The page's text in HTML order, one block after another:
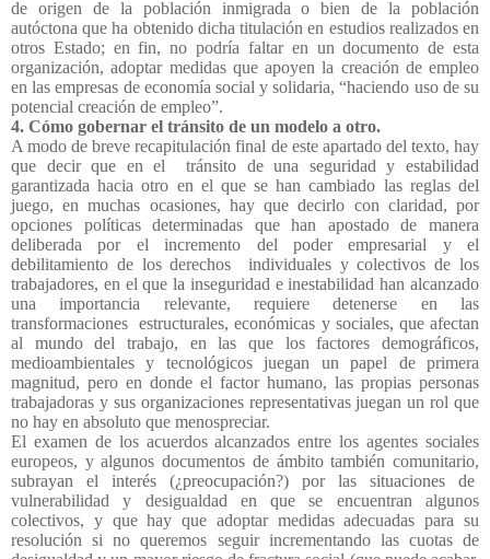
de origen de la población inmigrada o bien de la población
autóctona que ha obtenido dicha titulación en estudios realizados en
otros Estado; en fin, no podría faltar en un documento de esta
organización, adoptar medidas que apoyen la creación de empleo
en las empresas de economía social y solidaria, “haciendo uso de su
potencial creación de empleo”.
4. Cómo gobernar el tránsito de un modelo a otro.
A modo de breve recapitulación final de este apartado del texto, hay
que decir que en el
tránsito de una seguridad y estabilidad
garantizada hacia otro en el que se han cambiado las reglas del
juego, en muchas ocasiones, hay que decirlo con claridad, por
opciones políticas determinadas que han apostado de manera
deliberada por el incremento del poder empresarial y el
debilitamiento de los derechos
individuales y colectivos de los
trabajadores, en el que la inseguridad e inestabilidad han alcanzado
una importancia relevante, requiere detenerse en las
transformaciones
estructurales, económicas y sociales, que afectan
al mundo del trabajo, en las que los factores demográficos,
medioambientales y tecnológicos juegan un papel de primera
magnitud, pero en donde el factor humano, las propias personas
trabajadoras y sus organizaciones representativas juegan un rol que
no hay en absoluto que menospreciar.
El examen de los acuerdos alcanzados entre los agentes sociales
europeos, y algunos documentos de ámbito también comunitario,
subrayan el interés (¿preocupación?) por las situaciones de
vulnerabilidad y desigualdad en que se encuentran algunos
colectivos, y que hay que adoptar medidas adecuadas para su
resolución si no queremos seguir incrementando las cuotas de